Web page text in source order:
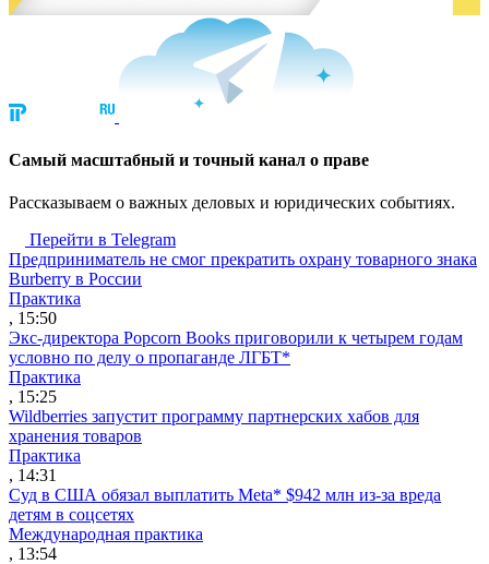
Cамый масштабный и точный канал о праве
Рассказываем о важных деловых и юридических событиях.
Перейти в Telegram
Предприниматель не смог прекратить охрану товарного знака
Burberry в России
Практика
, 15:50
Экс-директора Popcorn Books приговорили к четырем годам
условно по делу о пропаганде ЛГБТ*
Практика
, 15:25
Wildberries запустит программу партнерских хабов для
хранения товаров
Практика
, 14:31
Суд в США обязал выплатить Meta* $942 млн из-за вреда
детям в соцсетях
Международная практика
, 13:54